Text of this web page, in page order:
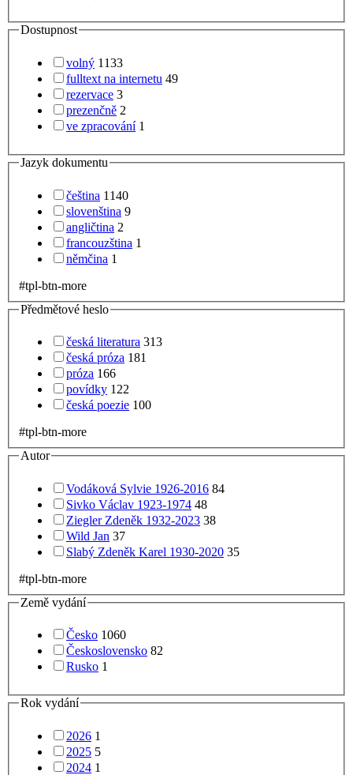
Dostupnost
volný 1133
fulltext na internetu 49
rezervace 3
prezenčně 2
ve zpracování 1
Jazyk dokumentu
čeština 1140
slovenština 9
angličtina 2
francouzština 1
němčina 1
#tpl-btn-more
Předmětové heslo
česká literatura 313
česká próza 181
próza 166
povídky 122
česká poezie 100
#tpl-btn-more
Autor
Vodáková Sylvie 1926-2016 84
Sivko Václav 1923-1974 48
Ziegler Zdeněk 1932-2023 38
Wild Jan 37
Slabý Zdeněk Karel 1930-2020 35
#tpl-btn-more
Země vydání
Česko 1060
Československo 82
Rusko 1
Rok vydání
2026 1
2025 5
2024 1